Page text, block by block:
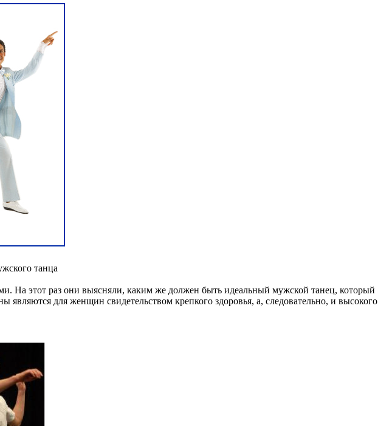
танца
На этот раз они выясняли, каким же должен быть идеальный мужской танец, который
для женщин свидетельством крепкого здоровья, а, следовательно, и высокого